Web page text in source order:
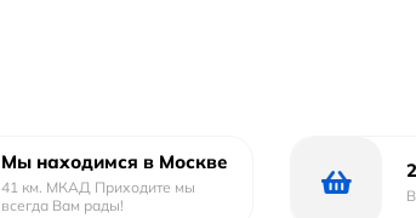
Мы находимся в Москве
41 км. МКАД Приходите мы
всегда Вам рады!